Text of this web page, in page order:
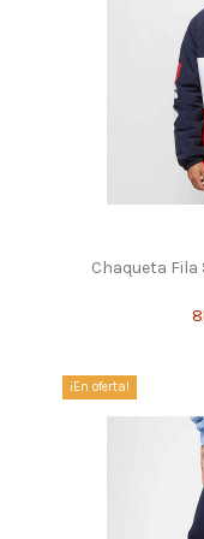
Chaqueta Fila
¡En oferta!